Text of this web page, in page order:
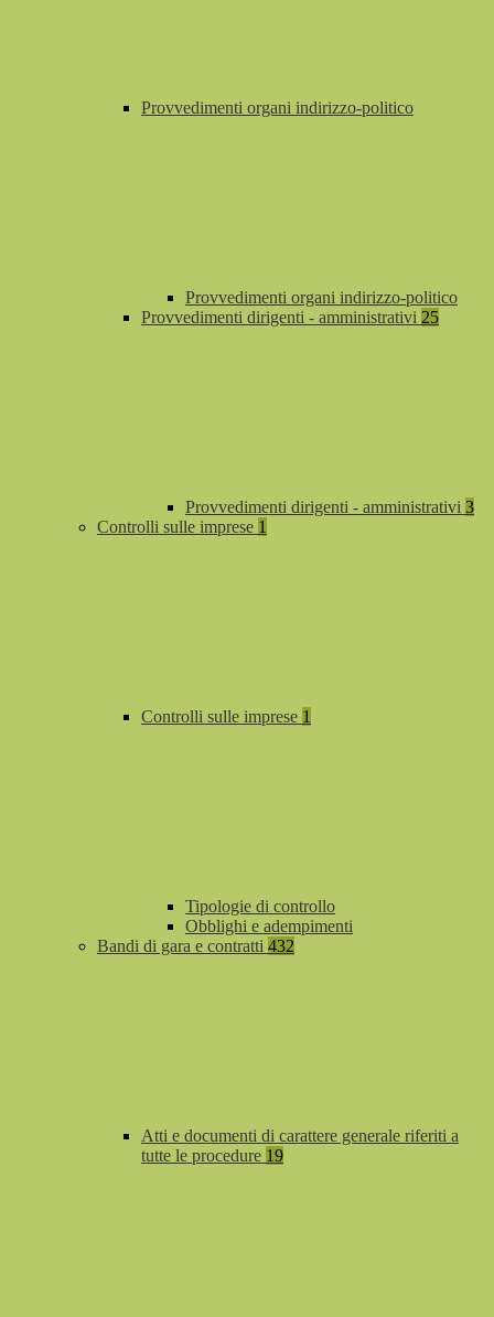
Provvedimenti organi indirizzo-politico
Provvedimenti organi indirizzo-politico
Provvedimenti dirigenti - amministrativi 25
Provvedimenti dirigenti - amministrativi 3
Controlli sulle imprese 1
Controlli sulle imprese 1
Tipologie di controllo
Obblighi e adempimenti
Bandi di gara e contratti 432
Atti e documenti di carattere generale riferiti a
tutte le procedure 19